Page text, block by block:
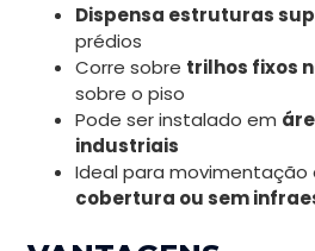
Dispensa estruturas
prédios
Corre sobre trilhos fixos
sobre o piso
Pode ser instalado em
industriais
Ideal para
cobertura ou sem